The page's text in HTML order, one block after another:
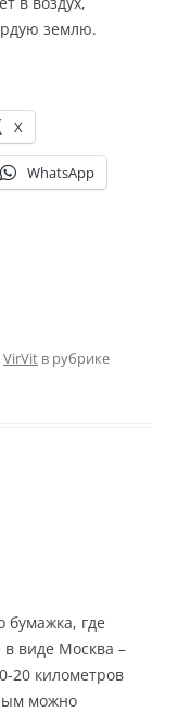
землю.
X
WhatsApp
VirVit в рубрике
бумажка, где
виде Москва –
20 километров
можно